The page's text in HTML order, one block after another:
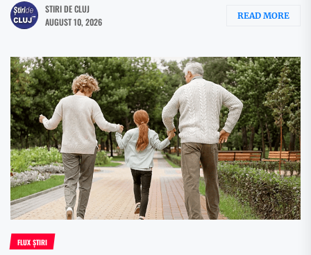
STIRI DE CLUJ
AUGUST 10, 2026
READ MORE
FLUX ȘTIRI